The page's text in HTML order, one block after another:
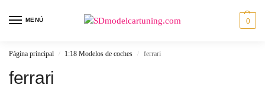
MENÚ 0
Página principal / 1:18 Modelos de coches / ferrari
ferrari